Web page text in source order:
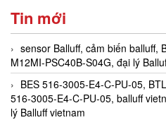
Tin mới
sensor Balluff, cảm biến balluff,
M12MI-PSC40B-S04G, đại lý
BES 516-3005-E4-C-PU-05,
516-3005-E4-C-PU-05, balluff
lý Balluff vietnam